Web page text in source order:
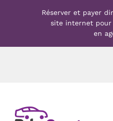
Réserver et payer
site internet pour
en